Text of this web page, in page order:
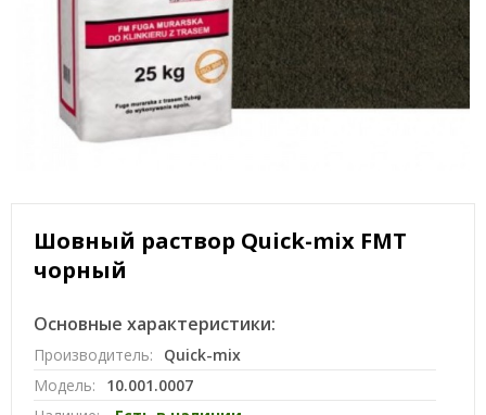
Шовный раствор Quick-mix FMT
чорный
Основные характеристики:
Производитель:
Quick-mix
Модель:
10.001.0007